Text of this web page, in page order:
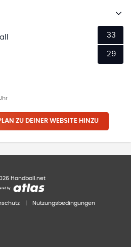
33
29
ZU DEINER WEBSITE HINZU
Handball.net
Nutzungsbedingungen